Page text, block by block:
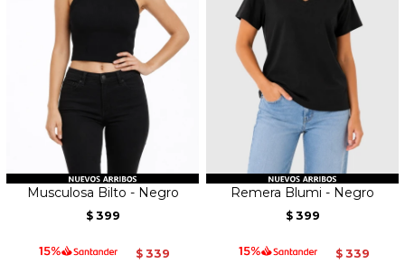
Musculosa Bilto - Negro
$ 399
$ 339
Remera Blumi - Negro
$ 399
$ 339